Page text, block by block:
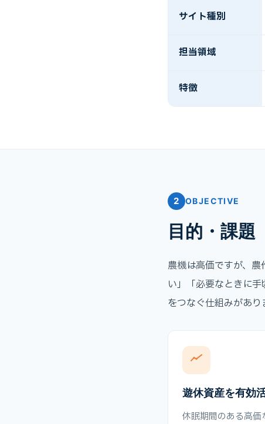
サイト種別
担当領域
特徴
2 OBJECTIVE
目的・課題
農機は高価ですが、
い」「必要なときに
をつなぐ仕組みがあり
遊休資産を有効
休眠期間のある高